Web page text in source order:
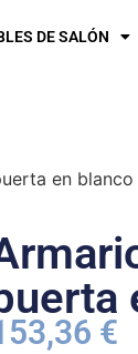
DE SALÓN
en blanco
€